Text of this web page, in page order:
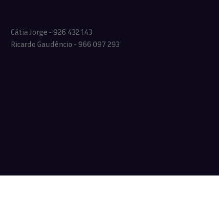
Cátia Jorge - 926 432 143
Ricardo Gaudêncio - 966 097 293